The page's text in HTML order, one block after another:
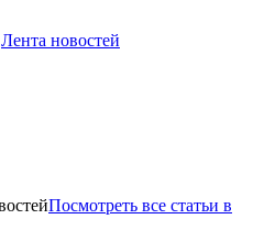
Лента новостей
Посмотреть все статьи в